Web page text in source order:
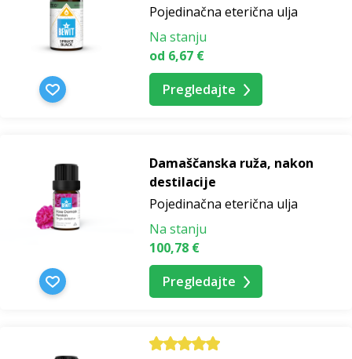
Pojedinačna eterična ulja
Na stanju
od 6,67 €
Pregledajte
Damaščanska ruža, nakon
destilacije
Pojedinačna eterična ulja
Na stanju
100,78 €
Pregledajte